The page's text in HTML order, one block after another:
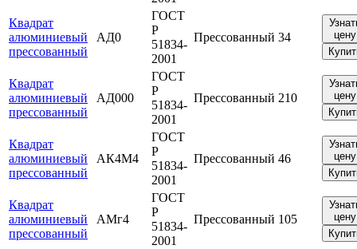
Квадрат
алюминиевый
прессованный
АД0
ГОСТ
Р
51834-
2001
Прессованный 34
цену
Квадрат
алюминиевый
прессованный
АД000
ГОСТ
Р
51834-
2001
Прессованный 210
цену
Квадрат
алюминиевый
прессованный
АК4М4
ГОСТ
Р
51834-
2001
Прессованный 46
цену
Квадрат
алюминиевый
прессованный
АМг4
ГОСТ
Р
51834-
2001
Прессованный 105
цену